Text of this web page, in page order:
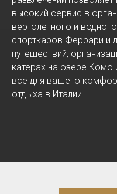
высокий сервис в
вертолетного и
спорткаров Феррари и
путешествий,
катерах на озере Комо
все для вашего
отдыха в Италии.